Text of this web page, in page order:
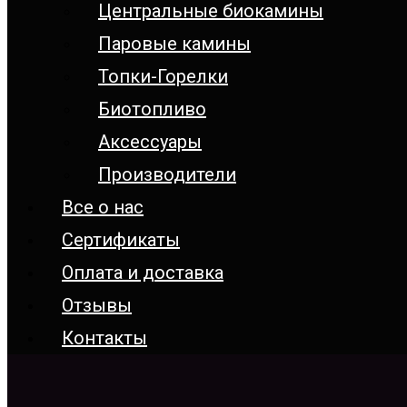
Центральные биокамины
Паровые камины
Топки-Горелки
Биотопливо
Аксессуары
Производители
Все о нас
Сертификаты
Оплата и доставка
Отзывы
Контакты